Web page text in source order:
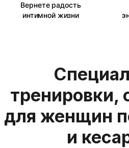
Вернете радость
интимной жизни
тренировки,
для женщин
и